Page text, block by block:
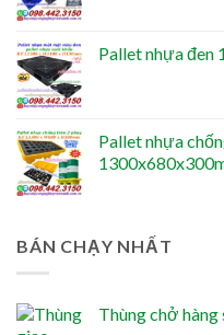
Pallet nhựa đen
Pallet nhựa
BÁN CHẠY NHẤT
Thùng chở hàng